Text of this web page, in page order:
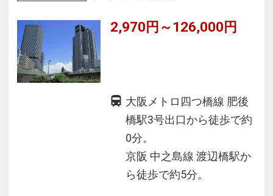
2,970円～126,000円
大阪メトロ四つ橋線 肥後
橋駅3号出口から徒歩で約
0分。
京阪 中之島線 渡辺橋駅か
ら徒歩で約5分。